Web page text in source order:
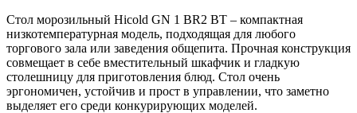
Стол морозильный Hicold GN 1 BR2 BT – компактная
низкотемпературная модель, подходящая для любого
торгового зала или заведения общепита. Прочная конструкция
совмещает в себе вместительный шкафчик и гладкую
столешницу для приготовления блюд. Стол очень
эргономичен, устойчив и прост в управлении, что заметно
выделяет его среди конкурирующих моделей.